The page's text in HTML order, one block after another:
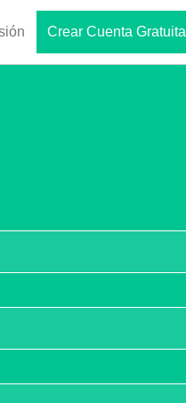
Crear Cuenta Gratuita